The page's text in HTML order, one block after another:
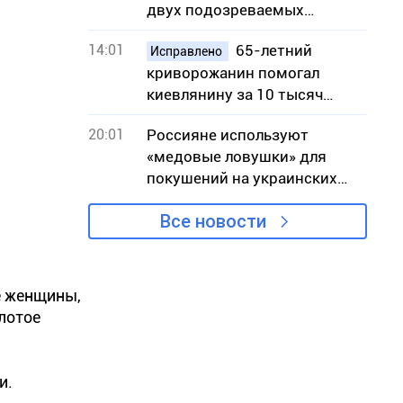
женщины,
двух подозреваемых
исполнительниц
14:01 Исправлено
65-летний
криворожанин помогал
киевлянину за 10 тысяч
долларов незаконно
попасть в Словакию
20:01
Россияне используют
«медовые ловушки» для
покушений на украинских
военных — СБУ
Все новости